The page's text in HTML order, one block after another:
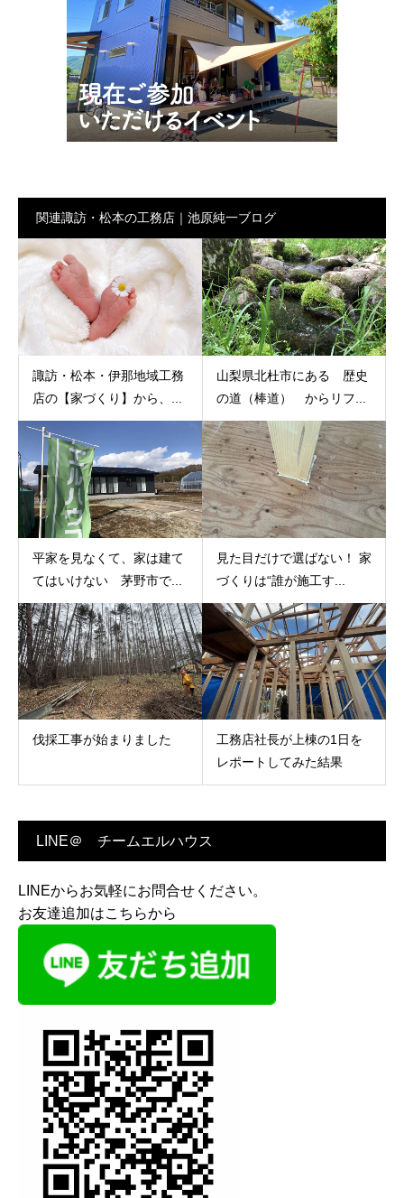
関連諏訪・松本の工務店｜池原純一ブログ
諏訪・松本・伊那地域工務
店の【家づくり】から、...
山梨県北杜市にある 歴史
の道（棒道） からリフ...
平家を見なくて、家は建て
てはいけない 茅野市で...
見た目だけで選ばない！ 家
づくりは“誰が施工す...
伐採工事が始まりました
工務店社長が上棟の1日を
レポートしてみた結果
LINE＠ チームエルハウス
LINEからお気軽にお問合せください。
お友達追加はこちらから